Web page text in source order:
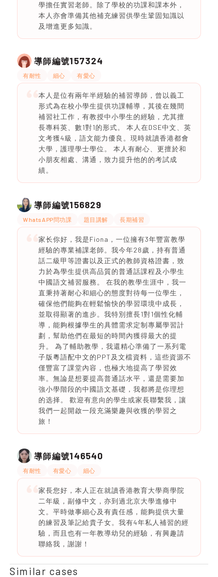
學擔任實習老師。除了學校的功課和課本外，
本人亦會準備其他補充練習供學生鞏固知識以
及增進更多知識。
導師編號157324
有耐性 細心 有愛心
本人是位有兩年半經驗的補習導師，曾以義工
形式為在校小學生提供功課輔導，其後在幾間
補習社工作，有教授中小學生的經驗，尤其擅
長專科英、數1對1的形式。 本人在DSE中文、英
文考獲4級，語文能力優良。現時就讀香港都會
大學，護理學士學位。 本人有耐心、更擅於和
小朋友相處、溝通，致力提升他的的考試成
績。
導師編號156829
WhatsAPP問功課 題目講解 長期補習
家长你好，我是Fiona，一位擁有3年豐富教學
經驗的專業補課老師。我今年28歲，持有普通
話二級甲等證書以及正式的教師資格證書，致
力於為學生提供高品質的普通話課程及小學生
中國語文補習服務。 在我的教學生涯中，我一
直秉持著耐心和細心的態度對待每一位學生，
確保他們能夠在輕鬆愉快的學習環境中成長，
並取得顯著的進步。我特別擅長1對1個性化輔
導，能夠根據學生的具體需求定制專屬學習計
劃，幫助他們在最短的時間內獲得最大的提
升。 為了輔助教學，我還精心準備了一系列電
子版粵語配中文的PPT及文檔資料，這些資源不
僅豐富了課堂內容，也極大地提高了學習效
率。無論是想要提高普通話水平，還是需要加
強小學階段的中國語文基礎，我都將是你理想
的选择。 歡迎有意向的學生或家長聯繫我，讓
我們一起開啟一段充滿樂趣與收獲的學習之
旅！
導師編號146540
有耐性 有愛心 細心
家長您好，本人正在就讀香港教育大學商學院
二年級，副修中文，亦到過北京大學進修中
文。平時做事細心及有責任感，能夠提供大量
的練習及筆記給貴子女。我有4年私人補習的經
驗，而且也有一年教導幼兒的經驗，有興趣請
聯絡我，謝謝！
Similar cases